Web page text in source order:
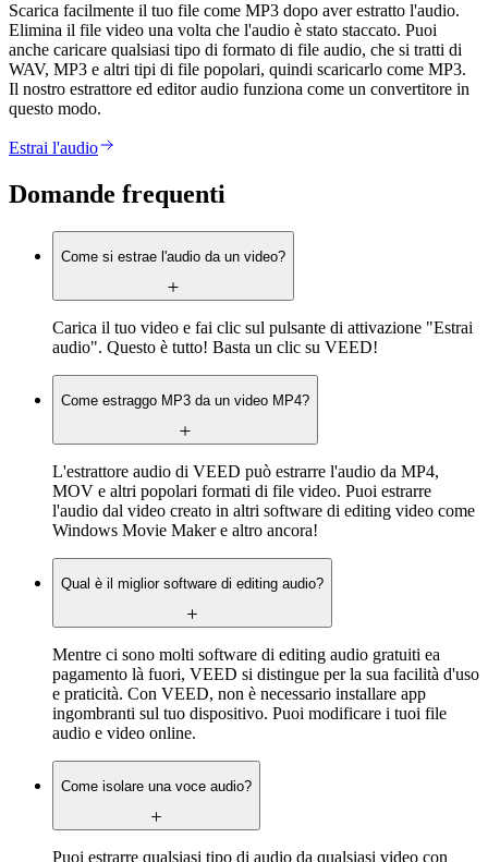
Scarica facilmente il tuo file come MP3 dopo aver estratto l'audio.
Elimina il file video una volta che l'audio è stato staccato. Puoi
anche caricare qualsiasi tipo di formato di file audio, che si tratti di
WAV, MP3 e altri tipi di file popolari, quindi scaricarlo come MP3.
Il nostro estrattore ed editor audio funziona come un convertitore in
questo modo.
Estrai l'audio
Domande frequenti
Come si estrae l'audio da un video?
Carica il tuo video e fai clic sul pulsante di attivazione "Estrai
audio". Questo è tutto! Basta un clic su VEED!
Come estraggo MP3 da un video MP4?
L'estrattore audio di VEED può estrarre l'audio da MP4,
MOV e altri popolari formati di file video. Puoi estrarre
l'audio dal video creato in altri software di editing video come
Windows Movie Maker e altro ancora!
Qual è il miglior software di editing audio?
Mentre ci sono molti software di editing audio gratuiti ea
pagamento là fuori, VEED si distingue per la sua facilità d'uso
e praticità. Con VEED, non è necessario installare app
ingombranti sul tuo dispositivo. Puoi modificare i tuoi file
audio e video online.
Come isolare una voce audio?
Puoi estrarre qualsiasi tipo di audio da qualsiasi video con